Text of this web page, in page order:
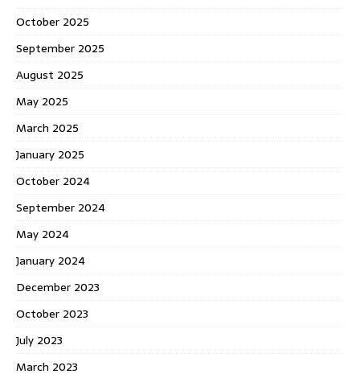
October 2025
September 2025
August 2025
May 2025
March 2025
January 2025
October 2024
September 2024
May 2024
January 2024
December 2023
October 2023
July 2023
March 2023